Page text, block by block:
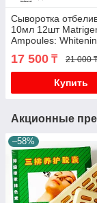
Сыворотка
10мл 12шт
Ampoules:
БЕСПЛАТНО!
17 500 ₸ 21 000
Купить
Акционные
–58%